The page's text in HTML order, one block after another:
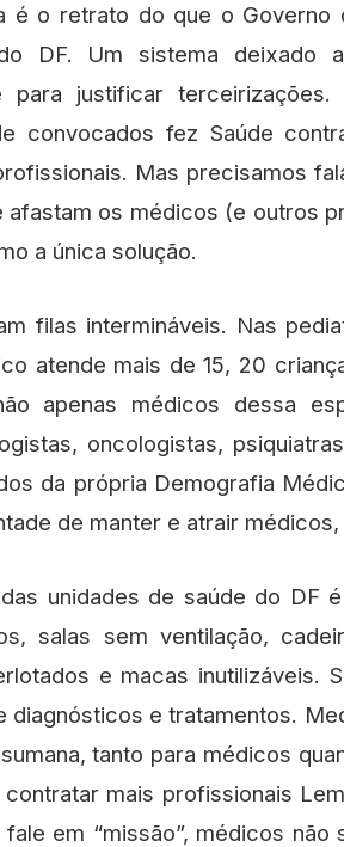
é o retrato do que o
DF. Um sistema deixado
para justificar
convocados fez Saúde
Mas precisamos
afastam os médicos (e outros
a única solução.
filas intermináveis. Nas
atende mais de 15, 20
apenas médicos dessa
oncologistas,
da própria Demografia
de manter e atrair
unidades de saúde do DF
salas sem ventilação,
e macas inutilizáveis.
diagnósticos e tratamentos.
tanto para médicos
mais profissionais
em “missão”, médicos